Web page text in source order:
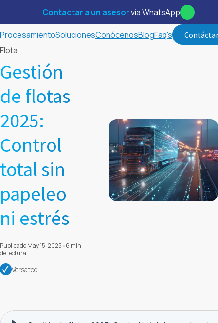
Contactar a un asesorvía WhatsApp
ProcesamientoSolucionesConócenosBlogFaq's
Flota
Gestión
de flotas
2025:
Control
total sin
papeleo
ni estrés
Publicado May 15, 2025 6 min.
de lectura
Versatec